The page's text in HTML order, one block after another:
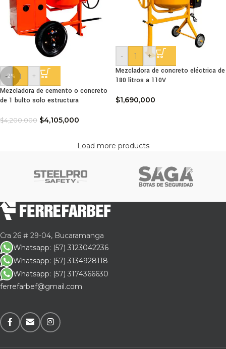
-2%
-
+
Mezcladora de cemento o concreto
de 1 bulto solo estructura
$4,200,000 $4,105,000
-
+
Mezcladora de concreto eléctrica de
180 litros a 110V
$1,690,000
Load more products
Cra 26 # 29-04, Bucaramanga
Whatsapp: (57) 3123042236
Whatsapp: (57) 3134928118
Whatsapp: (57) 3174366630
ferrefarbef@gmail.com